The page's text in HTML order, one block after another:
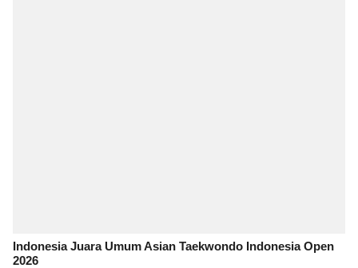
Indonesia Juara Umum Asian Taekwondo Indonesia Open
2026